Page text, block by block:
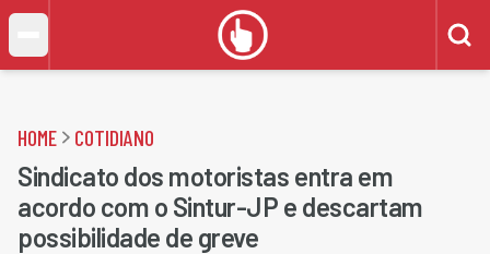
HOME COTIDIANO
Sindicato dos motoristas entra em
acordo com o Sintur-JP e descartam
possibilidade de greve